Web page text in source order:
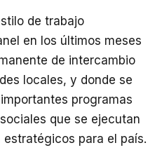
de trabajo
en los últimos meses
de intercambio
locales, y donde se
programas
que se ejecutan
para el país.